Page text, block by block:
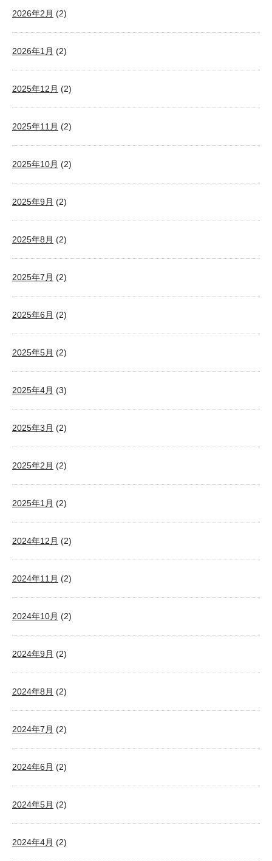
2026年2月 (2)
2026年1月 (2)
2025年12月 (2)
2025年11月 (2)
2025年10月 (2)
2025年9月 (2)
2025年8月 (2)
2025年7月 (2)
2025年6月 (2)
2025年5月 (2)
2025年4月 (3)
2025年3月 (2)
2025年2月 (2)
2025年1月 (2)
2024年12月 (2)
2024年11月 (2)
2024年10月 (2)
2024年9月 (2)
2024年8月 (2)
2024年7月 (2)
2024年6月 (2)
2024年5月 (2)
2024年4月 (2)